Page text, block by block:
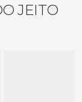
JEITO